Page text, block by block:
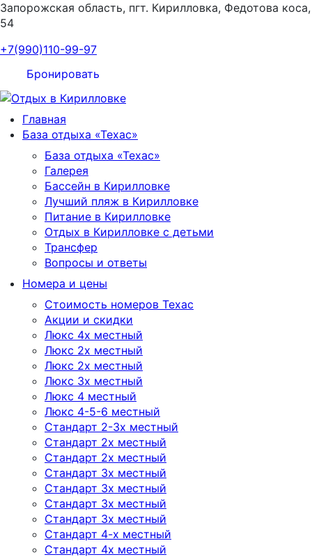
Запорожская область, пгт. Кирилловка, Федотова коса,
54
+7(990)110-99-97
Бронировать
Главная
База отдыха «Техас»
База отдыха «Техас»
Галерея
Бассейн в Кирилловке
Лучший пляж в Кирилловке
Питание в Кирилловке
Отдых в Кирилловке с детьми
Трансфер
Вопросы и ответы
Номера и цены
Стоимость номеров Техас
Акции и скидки
Люкc 4х местный
Люкс 2х местный
Люкс 2х местный
Люкс 3х местный
Люкс 4 местный
Люкс 4-5-6 местный
Стандарт 2-3х местный
Стандарт 2х местный
Стандарт 2х местный
Стандарт 3х местный
Стандарт 3х местный
Стандарт 3х местный
Стандарт 3х местный
Стандарт 4-х местный
Стандарт 4х местный